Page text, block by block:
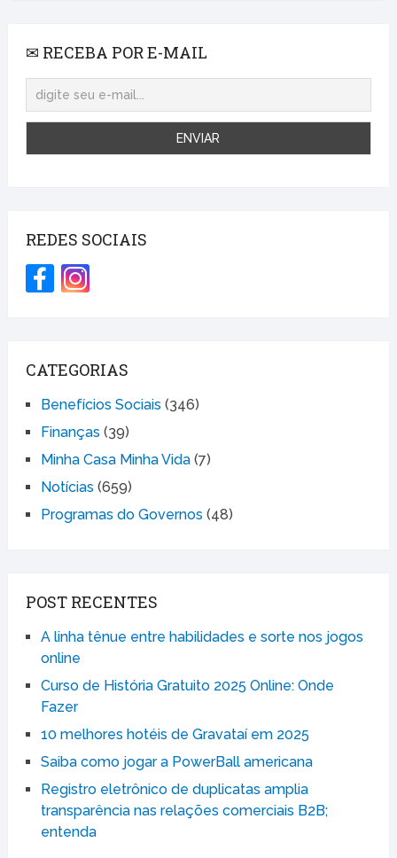
✉ RECEBA POR E-MAIL
REDES SOCIAIS
CATEGORIAS
Benefícios Sociais (346)
Finanças (39)
Minha Casa Minha Vida(7)
Notícias (659)
Programas do Governos (48)
POST RECENTES
A linha tênue entre habilidades e sorte nos jogos
online
Curso de História Gratuito 2025 Online: Onde
Fazer
10 melhores hotéis de Gravataí em 2025
Saiba como jogar a PowerBall americana
Registro eletrônico de duplicatas amplia
transparência nas relações comerciais B2B;
entenda